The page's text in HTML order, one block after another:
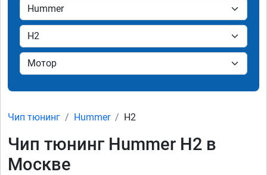
Чип тюнинг Hummer H2
Чип тюнинг Hummer H2 в
Москве